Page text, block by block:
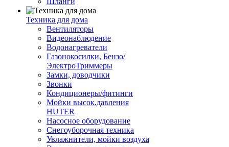
Техника для дома
Вентиляторы
Видеонаблюдение
Водонагреватели
Газонокосилки, Бензо/
ЭлектроТриммеры
Замки, доводчики
Звонки
Кондиционеры/фитинги
Мойки высок.давления
HUTER
Насосное оборудование
Снегоуборочная техника
Увлажнители, мойки воздуха